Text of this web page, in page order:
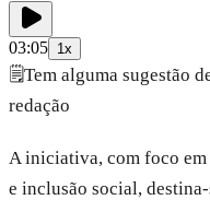
03:05 1x
🗒️Tem alguma sugestão
redação
A iniciativa, com foco em
e inclusão social,